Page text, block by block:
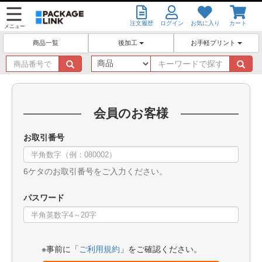
メニュー 注文履歴 ログイン お気に入り カート
商品一覧 後加工 お手軽プリント
商
品
番
キ
ー
ワ
会員のお客様
お取引番号
6ケタのお取引番号をご入力ください。
パスワード
※事前に「 ご利用規約 」をご確認ください。